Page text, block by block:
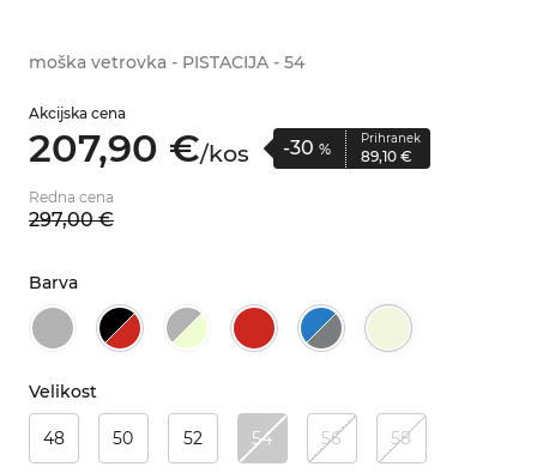
moška vetrovka - PISTACIJA - 54
Akcijska cena
207,90 €/kos -30 %
Prihranek
89,10 €
Redna cena
297,00 €
Barva
Velikost
48 50 52 54 56 58